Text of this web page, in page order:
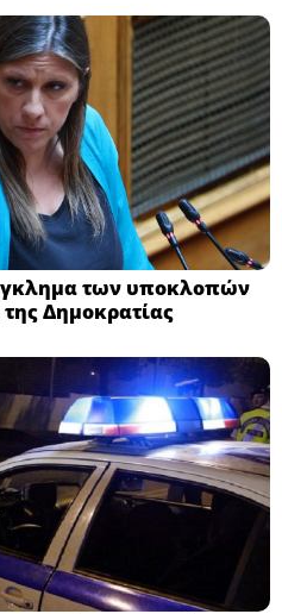
των υποκλοπών
Δημοκρατίας